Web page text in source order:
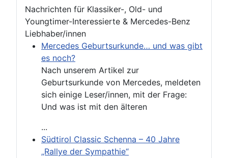
Nachrichten für Klassiker-, Old- und
Youngtimer-Interessierte & Mercedes-Benz
Liebhaber/innen
Mercedes Geburtsurkunde… und was gibt
es noch?
Nach unserem Artikel zur
Geburtsurkunde von Mercedes, meldeten
sich einige Leser/innen, mit der Frage:
Und was ist mit den älteren
...
Südtirol Classic Schenna – 40 Jahre
„Rallye der Sympathie“